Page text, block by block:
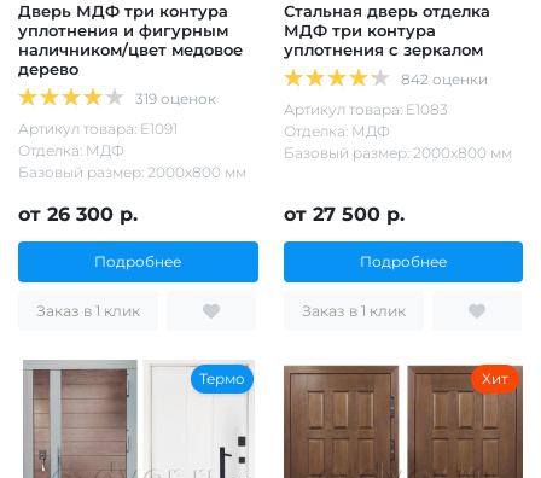
Дверь МДФ три контура
уплотнения и фигурным
наличником/цвет медовое
дерево
319 оценок
Артикул товара: Е1091
Отделка: МДФ
Базовый размер: 2000х800 мм
от 26 300 р.
Подробнее
Заказ в 1 клик
Стальная дверь отделка
МДФ три контура
уплотнения с зеркалом
842 оценки
Артикул товара: Е1083
Отделка: МДФ
Базовый размер: 2000х800 мм
от 27 500 р.
Подробнее
Заказ в 1 клик
Термо Хит